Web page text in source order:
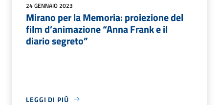
24 GENNAIO 2023
Mirano per la Memoria: proiezione del
film d’animazione “Anna Frank e il
diario segreto”
LEGGI DI PIÙ